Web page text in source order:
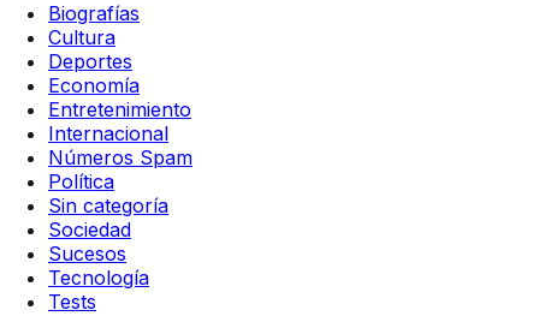
Biografías
Cultura
Deportes
Economía
Entretenimiento
Internacional
Números Spam
Política
Sin categoría
Sociedad
Sucesos
Tecnología
Tests